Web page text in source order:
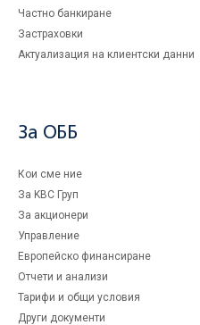
Частно банкиране
Застраховки
Актуализация на клиентски данни
За ОББ
Кои сме ние
За KBC Груп
За акционери
Управление
Европейско финансиране
Отчети и анализи
Тарифи и общи условия
Други документи